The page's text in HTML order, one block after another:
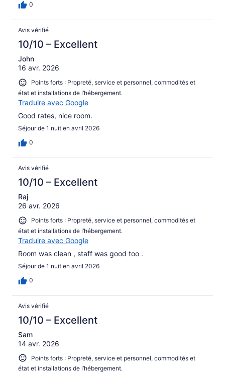
0
Avis vérifié
10/10 – Excellent
John
16 avr. 2026
Points forts : Propreté, service et personnel, commodités et
état et installations de l’hébergement.
Traduire avec Google
Good rates, nice room.
Séjour de 1 nuit en avril 2026
0
Avis vérifié
10/10 – Excellent
Raj
26 avr. 2026
Points forts : Propreté, service et personnel, commodités et
état et installations de l’hébergement.
Traduire avec Google
Room was clean , staff was good too .
Séjour de 1 nuit en avril 2026
0
Avis vérifié
10/10 – Excellent
Sam
14 avr. 2026
Points forts : Propreté, service et personnel, commodités et
état et installations de l’hébergement.